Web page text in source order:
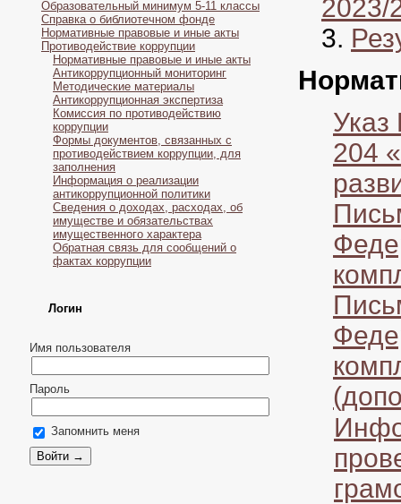
Образовательный минимум 5-11 классы
Справка о библиотечном фонде
Нормативные правовые и иные акты
Противодействие коррупции
Нормативные правовые и иные акты
Антикоррупционный мониторинг
Методические материалы
Антикоррупционная экспертиза
Комиссия по противодействию
коррупции
Формы документов, связанных с
противодействием коррупции, для
заполнения
Информация о реализации
антикоррупционной политики
Сведения о доходах, расходах, об
имуществе и обязательствах
имущественного характера
Обратная связь для сообщений о
фактах коррупции
Логин
Имя пользователя
Пароль
Запомнить меня
2023/
204